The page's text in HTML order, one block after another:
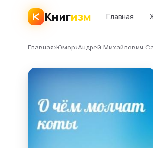
Книгизм Главная
Главная›Юмор›Андрей Михайлович